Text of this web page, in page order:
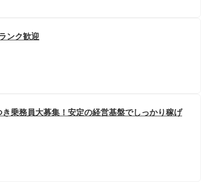
ンク歓迎
乗務員大募集！安定の経営基盤でしっかり稼げ